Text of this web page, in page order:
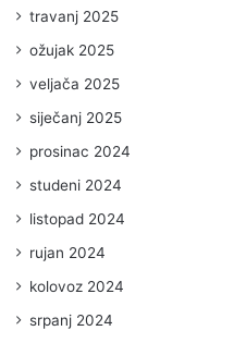
travanj 2025
ožujak 2025
veljača 2025
siječanj 2025
prosinac 2024
studeni 2024
listopad 2024
rujan 2024
kolovoz 2024
srpanj 2024